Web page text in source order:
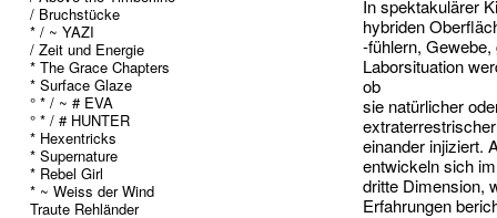
/ Bruchstücke
* / ~ YAZI
/ Zeit und Energie
* The Grace Chapters
* Surface Glaze
° * / ~ # EVA
° * / # HUNTER
* Hexentricks
* Supernature
* Rebel Girl
* ~ Weiss der Wind
Traute Rehländer
In spektakulärer
hybriden
-fühlern,
Laborsituation
ob
sie natürlicher
einander injiziert.
entwickeln sich
dritte Dimension,
Erfahrungen